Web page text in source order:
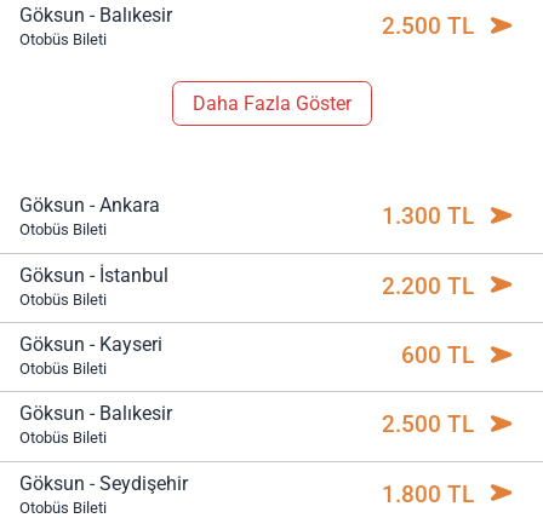
Göksun - Balıkesir
Otobüs Bileti 2.500 TL
Daha Fazla Göster
Göksun - Ankara
Otobüs Bileti 1.300 TL
Göksun - İstanbul
Otobüs Bileti 2.200 TL
Göksun - Kayseri
Otobüs Bileti 600 TL
Göksun - Balıkesir
Otobüs Bileti 2.500 TL
Göksun - Seydişehir
Otobüs Bileti 1.800 TL